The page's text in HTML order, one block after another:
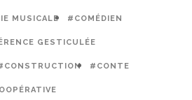
MUSICALE #COMÉDIEN
GESTICULÉE
#CONTE